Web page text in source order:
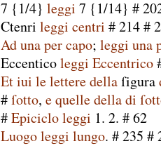
7 {1/4} leggi 7 {1/14} #
Ctenri leggi centri #214#
Adunapercapo; leggi una
Eccenticoleggi Eccentrico
Etiui leletteredellaſigura
#ſotto, equelledelladi
#Epicicloleggi 1. 2. #62
Luogoleggi lungo. #235 #